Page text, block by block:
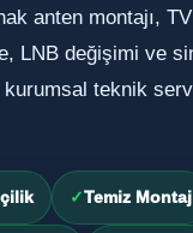
anten montajı,
LNB değişimi ve
teknik
Temiz Montaj